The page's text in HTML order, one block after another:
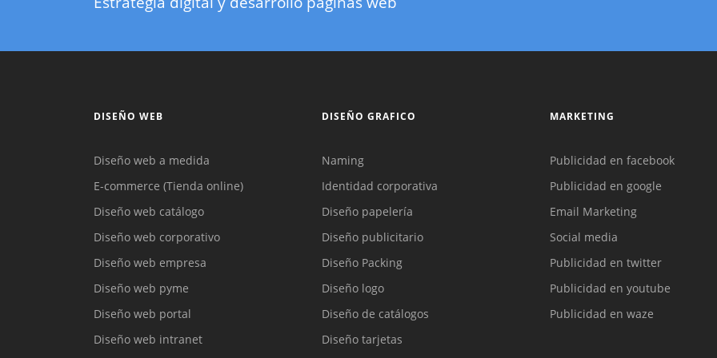
DISEÑO WEB
Diseño web a medida
E-commerce (Tienda online)
Diseño web catálogo
Diseño web corporativo
Diseño web empresa
Diseño web pyme
Diseño web portal
Diseño web intranet
DISEÑO GRAFICO
Naming
Identidad corporativa
Diseño papelería
Diseño publicitario
Diseño Packing
Diseño logo
Diseño de catálogos
Diseño tarjetas
MARKETING
Publicidad en facebook
Publicidad en google
Email Marketing
Social media
Publicidad en twitter
Publicidad en youtube
Publicidad en waze